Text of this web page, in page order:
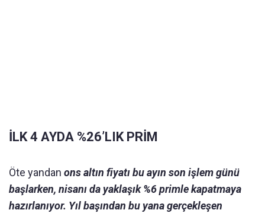
İLK 4 AYDA %26’LIK PRİM
Öte yandan ons altın fiyatı bu ayın son işlem günü
başlarken, nisanı da yaklaşık %6 primle kapatmaya
hazırlanıyor. Yıl başından bu yana gerçekleşen